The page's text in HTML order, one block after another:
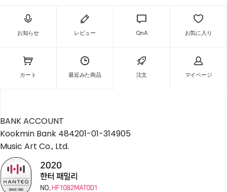
お知らせ レビュー QnA お気に入り
カート 最近みた商品 注文 マイページ
BANK ACCOUNT
Kookmin Bank 484201-01-314905
Music Art Co., Ltd.